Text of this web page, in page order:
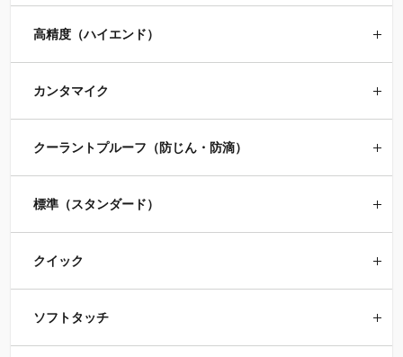
高精度（ハイエンド）
カンタマイク
クーラントプルーフ（防じん・防滴）
標準（スタンダード）
クイック
ソフトタッチ